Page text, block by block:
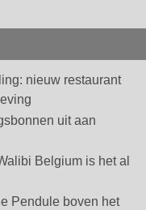
nieuw restaurant
uit aan
Belgium is het al
Pendule boven het